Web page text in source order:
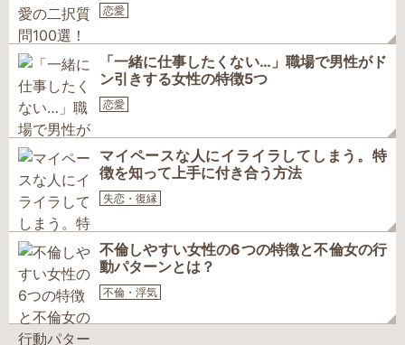
恋愛
「一緒に仕事したくない…」職場で男性がド
ン引きする女性の特徴5つ
恋愛
マイペースな人にイライラしてしまう。特
徴を知って上手に付き合う方法
失恋・復縁
不倫しやすい女性の6つの特徴と不倫女の行
動パターンとは？
不倫・浮気